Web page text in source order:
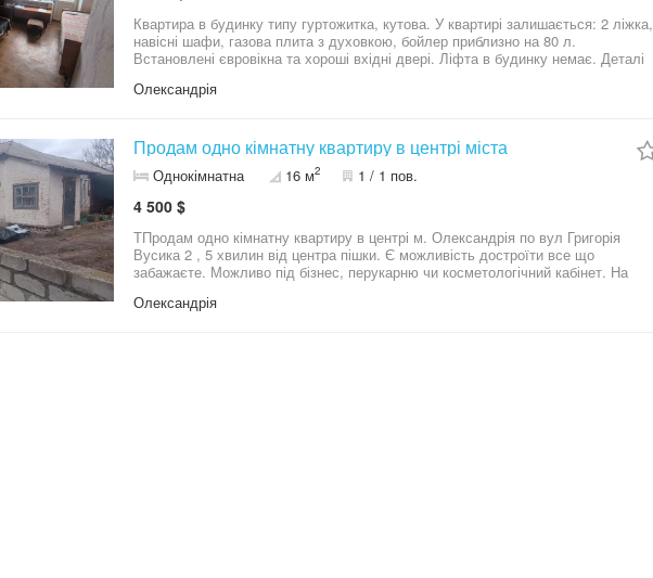
Квартира в будинку типу гуртожитка, кутова. У квартирі залишається: 2 ліжка,
навісні шафи, газова плита з духовкою, бойлер приблизно на 80 л.
Встановлені євровікна та хороші вхідні двері. Ліфта в будинку немає. Деталі
Олександрія
Продам одно кімнатну квартиру в центрі міста
Однокімнатна 16 м2 1 / 1 пов.
4 500 $
ТПродам одно кімнатну квартиру в центрі м. Олександрія по вул Григорія
Вусика 2 , 5 хвилин від центра пішки. Є можливість достроїти все що
забажаєте. Можливо під бізнес, перукарню чи косметологічний кабінет. На
телефоном 09******63
Олександрія